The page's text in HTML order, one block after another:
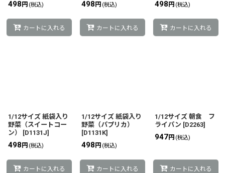
498 円 (税込)
カートに入れる
498 円 (税込)
カートに入れる
498 円 (税込)
カートに入れる
1/12サイズ 紙袋入り
野菜（スイートコー
ン）
[D1131J]
498 円 (税込)
カートに入れる
1/12サイズ 紙袋入り
野菜（パプリカ）
[D1131K]
498 円 (税込)
カートに入れる
1/12サイズ 朝食 フ
ライパン [D2263]
947円 (税込)
カートに入れる